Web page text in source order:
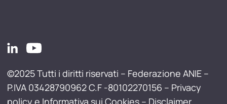
©2025 Tutti i diritti riservati – Federazione ANIE –
P.IVA 03428790962 C.F -80102270156 – Privacy